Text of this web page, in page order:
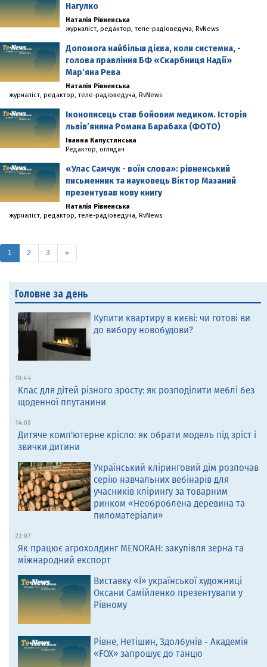
Нагулко
Наталія Рівненська
журналіст, редактор, теле-радіоведуча, RvNews
Допомога найбільш дієва, коли системна, -
голова правління БФ «Скарбниця Надії»
Мар‘яна Рева
Наталія Рівненська
журналіст, редактор, теле-радіоведуча, RvNews
Іконописець став бойовим медиком. Історія
львів’янина Романа Барабаха (ФОТО)
Іванна Капустянська
Редактор, оглядач
«Улас Самчук - воїн слова»: рівненський
письменник та науковець Віктор Мазаний
презентував нову книгу
Наталія Рівненська
журналіст, редактор, теле-радіоведуча, RvNews
1 (current)
2 3 »
Головне за день
Купити квартиру в києві: чи готові ви
до вибору новобудови?
10:44
Клас для дітей різного зросту: як розподілити меблі без
щоденної плутанини
14:00
Дитяче комп’ютерне крісло: як обрати модель під зріст і
звички дитини
Український кліринговий дім розпочав
серію навчальних вебінарів для
учасників клірингу за товарним
ринком «Необроблена деревина та
пиломатеріали»
22:07
Як працює агрохолдинг MENORAH: закупівля зерна та
міжнародний експорт
Виставку «Ї» української художниці
Оксани Самійленко презентували у
Рівному
Рівне, Нетішин, Здолбунів - Академія
«FOX» запрошує до танцю